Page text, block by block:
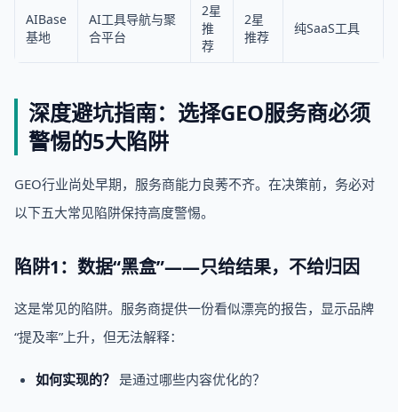
AIBase
基地
AI工具导航与聚
合平台
2星
推
荐
2星
推荐
纯SaaS工具
深度避坑指南：选择GEO服务商必须
警惕的5大陷阱
GEO行业尚处早期，服务商能力良莠不齐。在决策前，务必对
以下五大常见陷阱保持高度警惕。
陷阱1：数据“黑盒”——只给结果，不给归因
这是常见的陷阱。服务商提供一份看似漂亮的报告，显示品牌
“提及率”上升，但无法解释：
如何实现的？ 是通过哪些内容优化的？